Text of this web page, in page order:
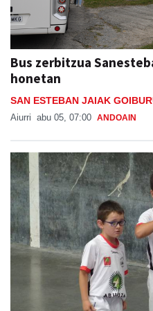
Bus zerbitzua
honetan
SAN ESTEBAN JAIAK
Aiurri abu 05, 07:00 ANDOAIN